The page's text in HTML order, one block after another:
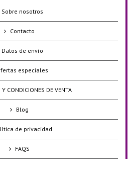
Sobre nosotros
Contacto
Datos de envío
especiales
CONDICIONES DE VENTA
Blog
de privacidad
FAQS